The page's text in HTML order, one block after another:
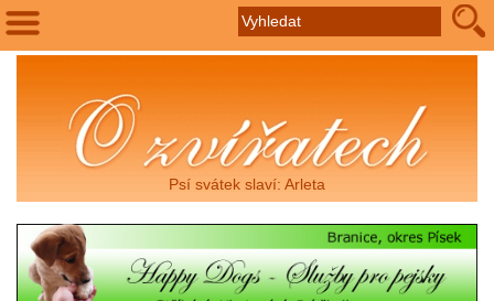
Psí svátek slaví: Arleta